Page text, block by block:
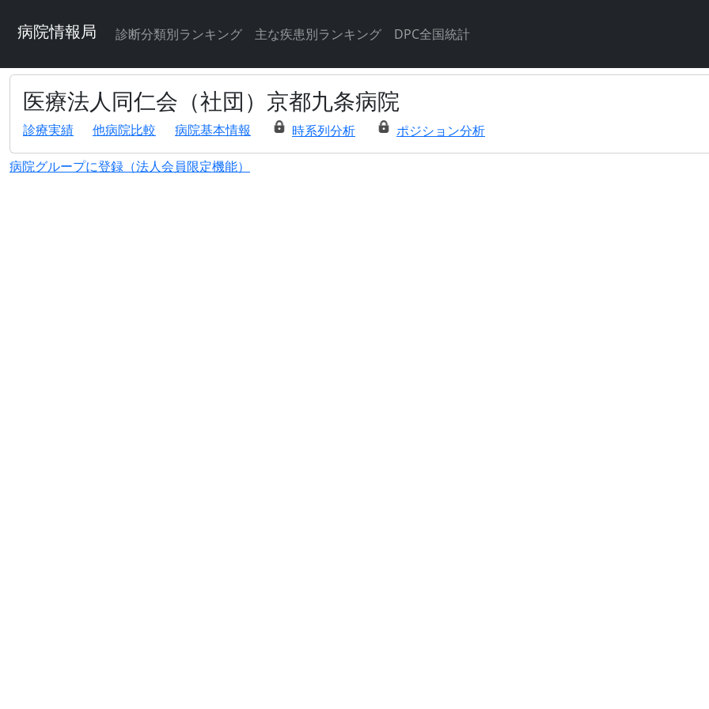
病院情報局 診断分類別ランキング 主な疾患別ランキング DPC全国統計
医療法人同仁会（社団）京都九条病院
診療実績 他病院比較 病院基本情報 時系列分析 ポジション分析
病院グループに登録（法人会員限定機能）